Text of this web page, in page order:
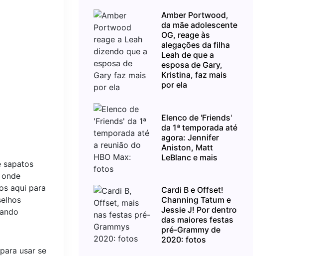
sapatos
aqui para
usar se
Amber Portwood,
da mãe adolescente
OG, reage às
alegações da filha
Leah de que a
esposa de Gary,
Kristina, faz mais
por ela
Elenco de 'Friends'
da 1ª temporada até
agora: Jennifer
Aniston, Matt
LeBlanc e mais
Cardi B e Offset!
Channing Tatum e
Jessie J! Por dentro
das maiores festas
pré-Grammy de
2020: fotos